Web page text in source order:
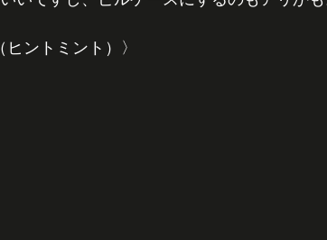
ントミント）〉